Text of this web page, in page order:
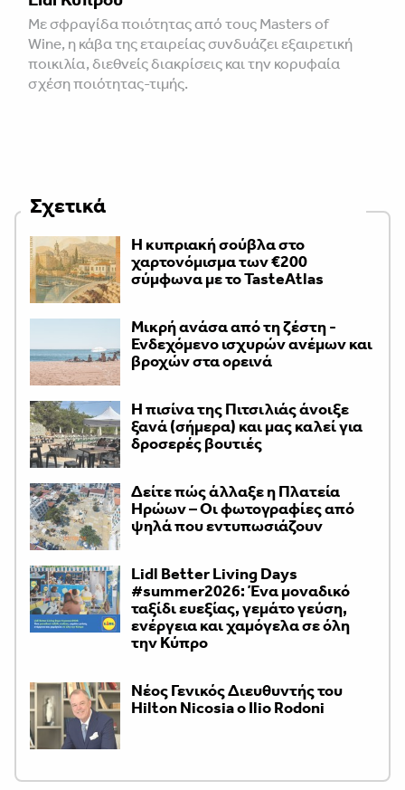
Με σφραγίδα ποιότητας από τους Masters of
Wine, η κάβα της εταιρείας συνδυάζει εξαιρετική
ποικιλία, διεθνείς διακρίσεις και την κορυφαία
σχέση ποιότητας-τιμής.
Σχετικά
Η κυπριακή σούβλα στο
χαρτονόμισμα των €200
σύμφωνα με το TasteAtlas
Μικρή ανάσα από τη ζέστη -
Ενδεχόμενο ισχυρών ανέμων και
βροχών στα ορεινά
Η πισίνα της Πιτσιλιάς άνοιξε
ξανά (σήμερα) και μας καλεί για
δροσερές βουτιές
Δείτε πώς άλλαξε η Πλατεία
Ηρώων – Οι φωτογραφίες από
ψηλά που εντυπωσιάζουν
Lidl Better Living Days
#summer2026: Ένα μοναδικό
ταξίδι ευεξίας, γεμάτο γεύση,
ενέργεια και χαμόγελα σε όλη
την Κύπρο
Νέος Γενικός Διευθυντής του
Hilton Nicosia ο Ilio Rodoni